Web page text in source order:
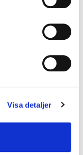
Visa detaljer